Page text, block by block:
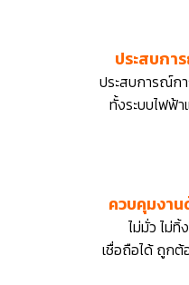
ประสบกา
ประสบการณ์กา
ทั้งระบบไฟฟ้
ควบคุมงา
ไม่มั่ว ไม่ทิ้
เชื่อถือได้ ถูก